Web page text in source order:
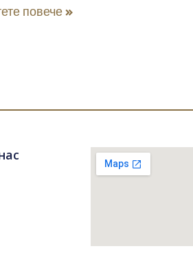
повече »